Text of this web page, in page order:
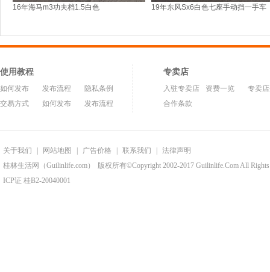
16年海马m3功夫档1.5白色 19年东风Sx6白色七座手动挡一手车
使用教程
如何发布 发布流程
隐私条例
交易方式
如何发布 发布流程
专卖店
入驻专卖店 资费一览
专卖
合作条款
关于我们 网站地图 广告价格 联系我们
法律声明
桂林生活网（Guilinlife.com）
版权所有©Copyright 2002-2017 Guilinlife.Com All Rights
ICP证 桂B2-20040001